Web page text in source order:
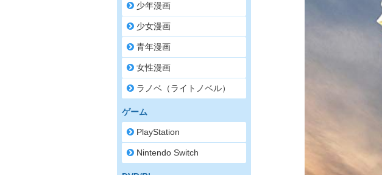
少年漫画
少女漫画
青年漫画
女性漫画
ラノベ（ライトノベル）
ゲーム
PlayStation
Nintendo Switch